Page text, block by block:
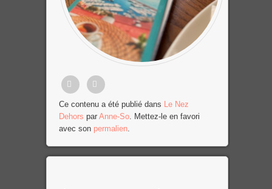
Partager
sur
Tweet
Ce contenu a été publié dans
Le Nez
Dehors par Anne-So. Mettez-le en favori
avec son permalien.